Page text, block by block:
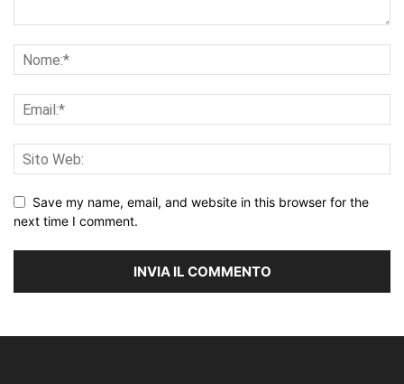
Save my name, email, and website in this browser for the
next time I comment.